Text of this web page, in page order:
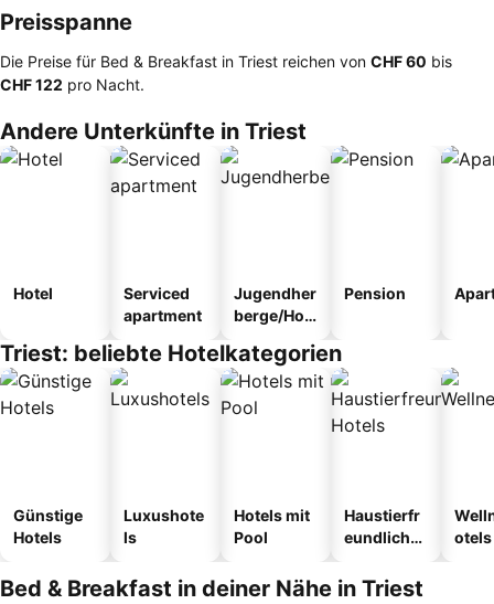
Preisspanne
Die Preise für Bed & Breakfast in Triest reichen von ‎CHF 60 bis
‎CHF 122 pro Nacht.
Andere Unterkünfte in Triest
Hotel
Serviced
apartment
Jugendher
berge/Hos
Pension
Triest: beliebte Hotelkategorien
Günstige
Hotels
Luxushote
ls
Hotels mit
Pool
Haustierfr
eundliche
otels
Bed & Breakfast in deiner Nähe in Triest